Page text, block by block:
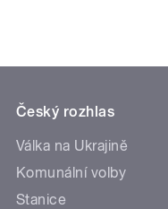
Český rozhlas
Válka na Ukrajině
Komunální volby
Stanice